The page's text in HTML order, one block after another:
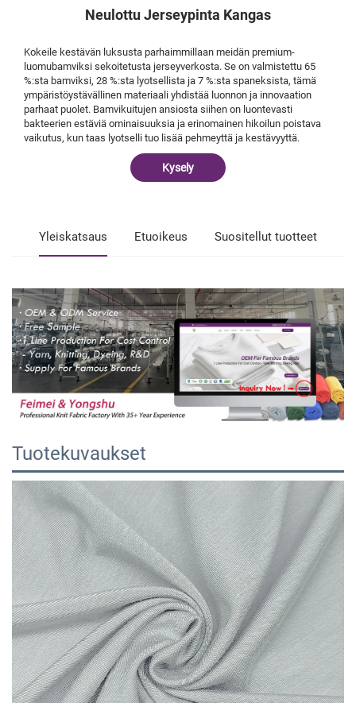
Neulottu Jerseypinta Kangas
Kokeile kestävän luksusta parhaimmillaan meidän premium-
luomubamviksi sekoitetusta jerseyverkosta. Se on valmistettu 65
%:sta bamviksi, 28 %:sta lyotsellista ja 7 %:sta spaneksista, tämä
ympäristöystävällinen materiaali yhdistää luonnon ja innovaation
parhaat puolet. Bamvikuitujen ansiosta siihen on luontevasti
bakteerien estäviä ominaisuuksia ja erinomainen hikoilun poistava
vaikutus, kun taas lyotselli tuo lisää pehmeyttä ja kestävyyttä.
Kysely
Yleiskatsaus Etuoikeus Suositellut tuotteet
Tuotekuvaukset